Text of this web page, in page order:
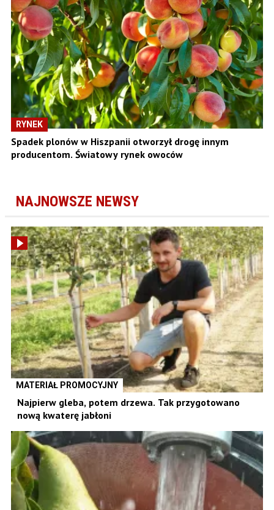
RYNEK
Spadek plonów w Hiszpanii otworzył drogę innym
producentom. Światowy rynek owoców
NAJNOWSZE NEWSY
MATERIAŁ PROMOCYJNY
Najpierw gleba, potem drzewa. Tak przygotowano
nową kwaterę jabłoni